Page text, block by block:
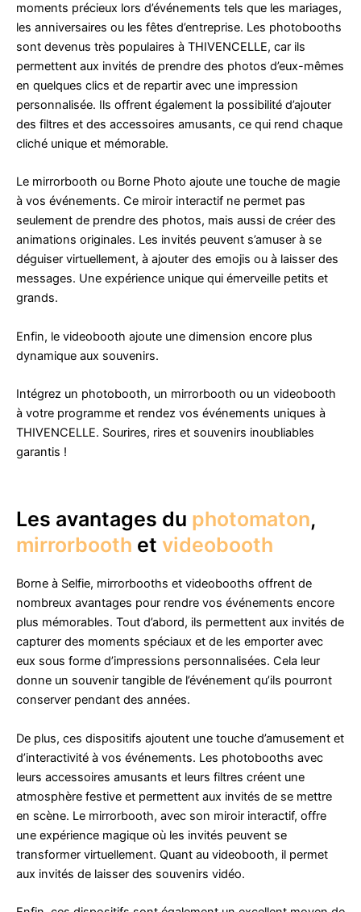
moments précieux lors d’événements tels que les mariages,
les anniversaires ou les fêtes d’entreprise. Les photobooths
sont devenus très populaires à THIVENCELLE, car ils
permettent aux invités de prendre des photos d’eux-mêmes
en quelques clics et de repartir avec une impression
personnalisée. Ils offrent également la possibilité d’ajouter
des filtres et des accessoires amusants, ce qui rend chaque
cliché unique et mémorable.
Le mirrorbooth ou Borne Photo ajoute une touche de magie
à vos événements. Ce miroir interactif ne permet pas
seulement de prendre des photos, mais aussi de créer des
animations originales. Les invités peuvent s’amuser à se
déguiser virtuellement, à ajouter des emojis ou à laisser des
messages. Une expérience unique qui émerveille petits et
grands.
Enfin, le videobooth ajoute une dimension encore plus
dynamique aux souvenirs.
Intégrez un photobooth, un mirrorbooth ou un videobooth
à votre programme et rendez vos événements uniques à
THIVENCELLE. Sourires, rires et souvenirs inoubliables
garantis !
Les avantages du photomaton,
mirrorbooth et videobooth
Borne à Selfie, mirrorbooths et videobooths offrent de
nombreux avantages pour rendre vos événements encore
plus mémorables. Tout d’abord, ils permettent aux invités de
capturer des moments spéciaux et de les emporter avec
eux sous forme d’impressions personnalisées. Cela leur
donne un souvenir tangible de l’événement qu’ils pourront
conserver pendant des années.
De plus, ces dispositifs ajoutent une touche d’amusement et
d’interactivité à vos événements. Les photobooths avec
leurs accessoires amusants et leurs filtres créent une
atmosphère festive et permettent aux invités de se mettre
en scène. Le mirrorbooth, avec son miroir interactif, offre
une expérience magique où les invités peuvent se
transformer virtuellement. Quant au videobooth, il permet
aux invités de laisser des souvenirs vidéo.